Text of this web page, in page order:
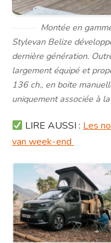
Montée en
Stylevan Belize
dernière génération.
largement équipé et
136 ch., en boite
uniquement associée à
LIRE AUSSI :Les
van week-end